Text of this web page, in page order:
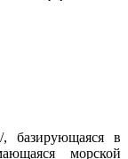
базирующаяся в
морской